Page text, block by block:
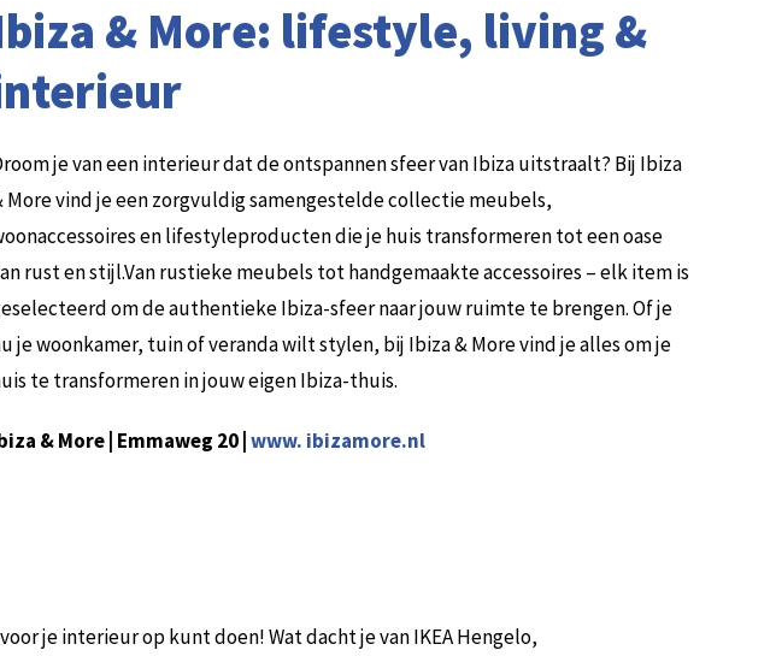
& More: lifestyle, living &
je van een interieur dat de ontspannen sfeer van Ibiza uitstraalt? Bij Ibiza
More vind je een zorgvuldig samengestelde collectie meubels,
en lifestyleproducten die je huis transformeren tot een oase
rust en stijl.Van rustieke meubels tot handgemaakte accessoires – elk item is
om de authentieke Ibiza-sfeer naar jouw ruimte te brengen. Of je
je woonkamer, tuin of veranda wilt stylen, bij Ibiza & More vind je alles om je
te transformeren in jouw eigen Ibiza-thuis.
& More | Emmaweg 20 | www. ibizamore.nl
je interieur op kunt doen! Wat dacht je van IKEA Hengelo,